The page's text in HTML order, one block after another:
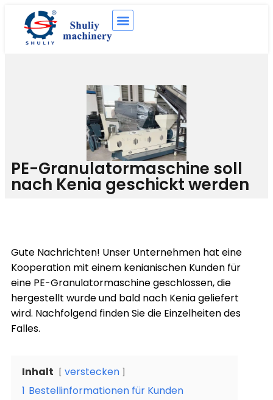
PE-Granulatormaschine soll
nach Kenia geschickt werden
Gute Nachrichten! Unser Unternehmen hat eine
Kooperation mit einem kenianischen Kunden für
eine PE-Granulatormaschine geschlossen, die
hergestellt wurde und bald nach Kenia geliefert
wird. Nachfolgend finden Sie die Einzelheiten des
Falles.
Inhalt
verstecken
1 Bestellinformationen für Kunden